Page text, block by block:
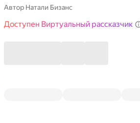
Автор Натали Бизанс
Доступен Виртуальный рассказчик